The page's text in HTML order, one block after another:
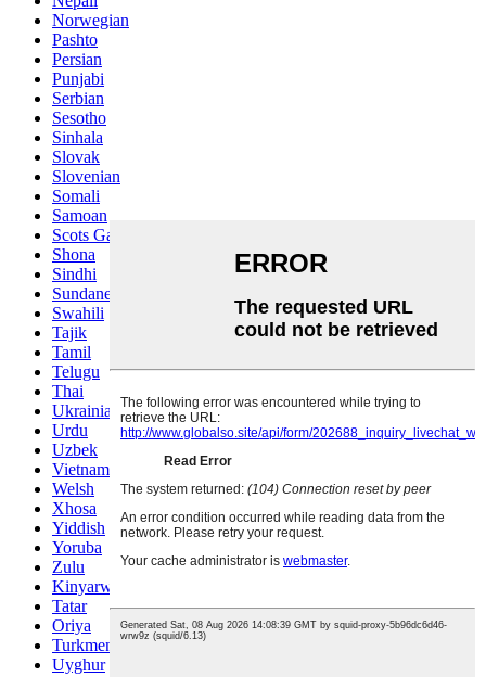
Norwegian
Pashto
Persian
Punjabi
Serbian
Sesotho
Sinhala
Slovak
Slovenian
Somali
Samoan
Scots Gaelic
Shona
Sindhi
Sundanese
Swahili
Tajik
Tamil
Telugu
Thai
Ukrainian
Urdu
Uzbek
Vietnamese
Welsh
Xhosa
Yiddish
Yoruba
Zulu
Kinyarwanda
Tatar
Oriya
Turkmen
Uyghur